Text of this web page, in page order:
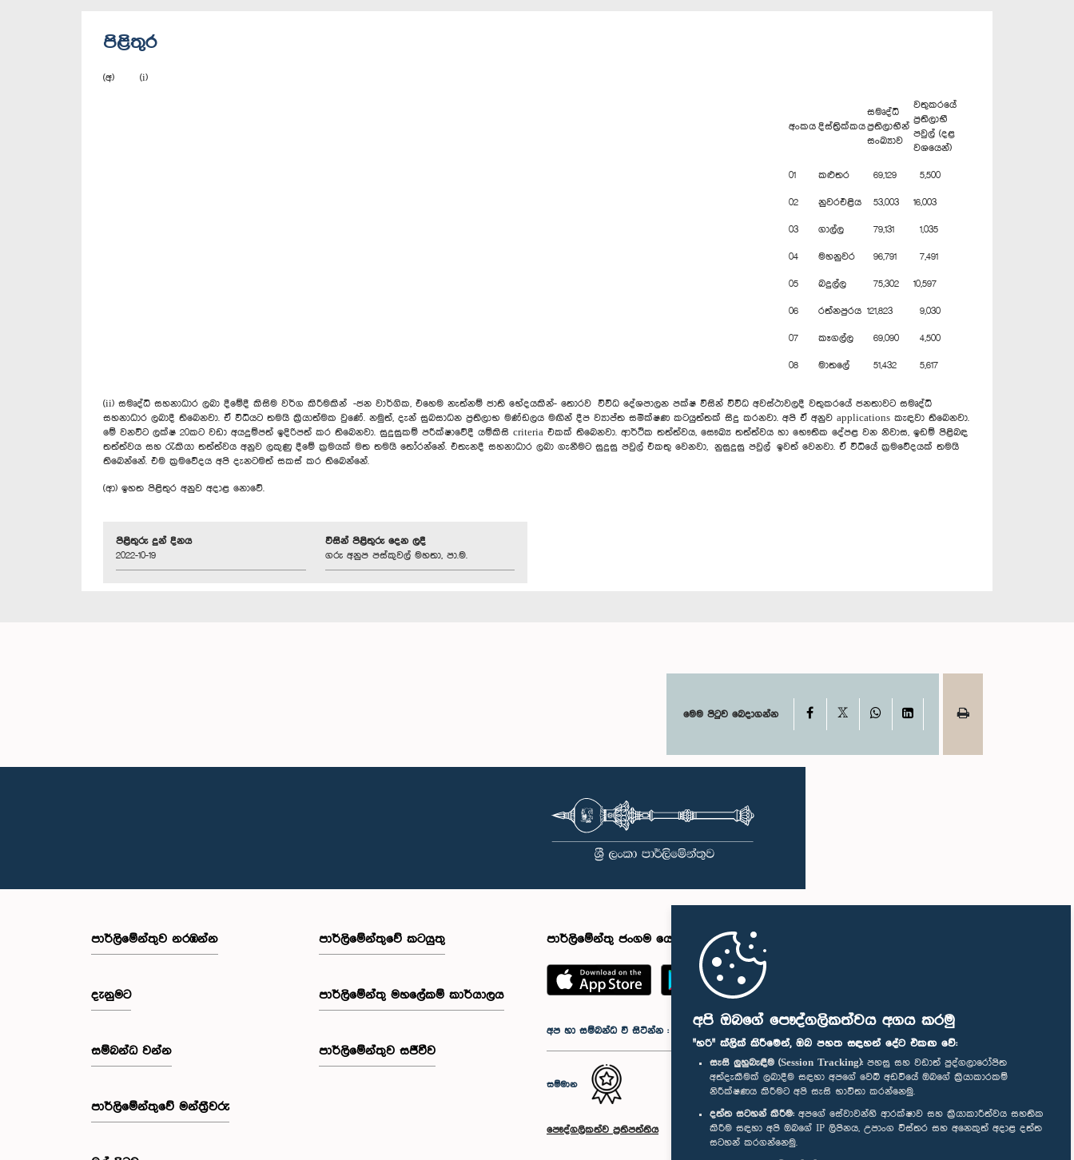
අපි ඔබගේ පෞද්ගලිකත්වය අගය කරමු
"හරි" ක්ලික් කිරීමෙන්, ඔබ පහත සඳහන් දේට එකඟ වේ:
සැසි ලුහුබැඳීම (Session Tracking): පහසු සහ වඩාත් පුද්ගලාරෝපිත
අත්දැකීමක් ලබාදීම සඳහා අපගේ වෙබ් අඩවියේ ඔබගේ ක්‍රියාකාරකම්
නිරීක්ෂණය කිරීමට අපි සැසි භාවිතා කරන්නෙමු.
දත්ත සටහන් කිරීම: අපගේ සේවාවන්හි ආරක්ෂාව සහ ක්‍රියාකාරීත්වය සහතික
කිරීම සඳහා අපි ඔබගේ IP ලිපිනය, උපාංග විස්තර සහ අනෙකුත් අදාළ දත්ත
සටහන් කරගන්නෙමු.
පිළිතුර
(අ) (i)
අංකය දිස්ත්‍රික්කය
සමෘද්ධි
ප්‍රතිලාභීන්
සංඛ්‍යාව
වතුකරයේ
ප්‍රතිලාභී
පවුල් (දළ
වශයෙන්)
01 කළුතර 69,129 5,500
02 නුවරඑළිය 53,003 16,003
03 ගාල්ල 79,131 1,035
04 මහනුවර 96,791 7,491
05 බදුල්ල 75,302 10,597
06 රත්නපුරය 121,823 9,030
07 කෑගල්ල 69,090 4,500
08 මාතලේ 51,432 5,617
(ii) සමෘද්ධි සහනාධාර ලබා දීමේදී කිසිම වර්ග කිරීමකින් -ජන වාර්ගික, එහෙම නැත්නම් ජාති භේදයකින්- තොරව විවිධ දේශපාලන පක්ෂ විසින් විවිධ අවස්ථාවලදී වතුකරයේ ජනතාවට සමෘද්ධි
සහනාධාර ලබාදී තිබෙනවා. ඒ විධියට තමයි ක්‍රියාත්මක වුණේ. නමුත්, දැන් සුබසාධන ප්‍රතිලාභ මණ්ඩලය මඟින් දීප ව්‍යාප්ත සමීක්ෂණ කටයුත්තක් සිදු කරනවා. අපි ඒ අනුව applications කැඳවා තිබෙනවා.
මේ වනවිට ලක්ෂ 20කට වඩා අයදුම්පත් ඉදිරිපත් කර තිබෙනවා. සුදුසුකම් පරීක්ෂාවේදී යම්කිසි criteria එකක් තිබෙනවා. ආර්ථික තත්ත්වය, සෞඛ්‍ය තත්ත්වය හා භෞතික දේපළ වන නිවාස, ඉඩම් පිළිබඳ
තත්ත්වය සහ රැකියා තත්ත්වය අනුව ලකුණු දීමේ ක්‍රමයක් මත තමයි තෝරන්නේ. එතැනදී සහනාධාර ලබා ගැනීමට සුදුසු පවුල් එකතු වෙනවා, නුසුදුසු පවුල් ඉවත් වෙනවා. ඒ විධියේ ක්‍රමවේදයක් තමයි
තිබෙන්නේ. එම ක්‍රමවේදය අපි දැනටමත් සකස් කර තිබෙන්නේ.
(ආ) ඉහත පිළිතුර අනුව අදාළ නොවේ.
පිළිතුරු දුන් දිනය
2022-10-19
විසින් පිළිතුරු දෙන ලදී
ගරු අනුප පස්කුවල් මහතා, පා.ම.
මෙම පිටුව බෙදාගන්න Facebook WhatsAppLinkedIn
පාර්ලි‌මේන්තුව නරඹන්න
දැනුමට
සම්බන්ධ වන්න
පාර්ලි‌මේන්තුවේ මන්ත්‍රීවරු
පාර්ලිමේන්තුවේ කටයුතු
පාර්ලිමේන්තු මහලේකම් කාර්යාලය
පාර්ලිමේන්තුව සජීවීව
පාර්ලිමේන්තු ජංගම යෙදුම
අප හා සම්බන්ධ වී සිටින්න :
සම්මාන
පෞද්ගලිකත්ව ප්‍රතිපත්තිය